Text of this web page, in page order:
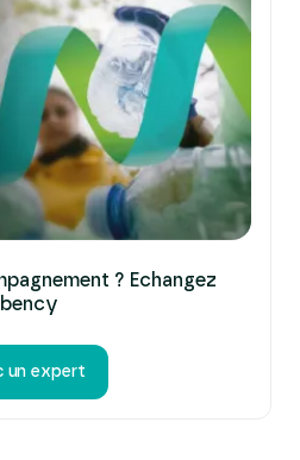
? Echangez
un expert